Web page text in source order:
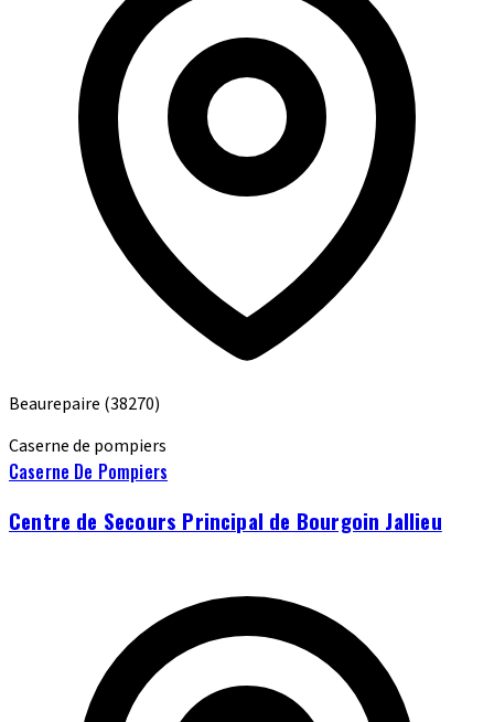
Beaurepaire (38270)
Caserne de pompiers
Caserne De Pompiers
Centre de Secours Principal de Bourgoin Jallieu